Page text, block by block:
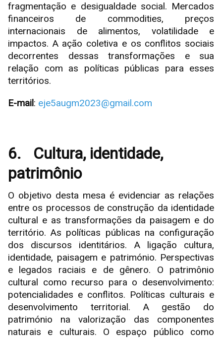
fragmentação e desigualdade social. Mercados
financeiros de commodities, preços
internacionais de alimentos, volatilidade e
impactos. A ação coletiva e os conflitos sociais
decorrentes dessas transformações e sua
relação com as políticas públicas para esses
territórios.
E-mail: eje5augm2023@gmail.com
6. Cultura, identidade,
patrimônio
O objetivo desta mesa é evidenciar as relações
entre os processos de construção da identidade
cultural e as transformações da paisagem e do
território. As políticas públicas na configuração
dos discursos identitários. A ligação cultura,
identidade, paisagem e património. Perspectivas
e legados raciais e de gênero. O patrimônio
cultural como recurso para o desenvolvimento:
potencialidades e conflitos. Políticas culturais e
desenvolvimento territorial. A gestão do
património na valorização das componentes
naturais e culturais. O espaço público como